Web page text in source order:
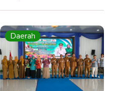
Daerah